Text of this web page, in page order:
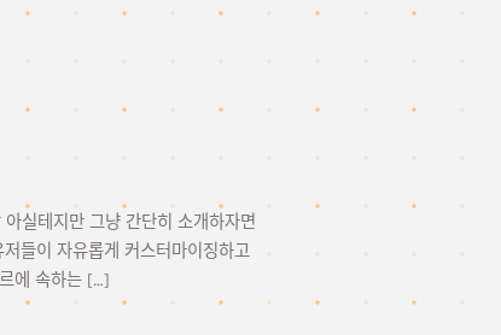
실테지만 그냥 간단히 소개하자면
들이 자유롭게 커스터마이징하고
에 속하는 […]